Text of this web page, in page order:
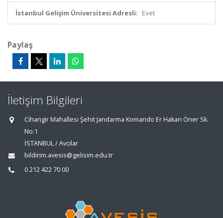
İstanbul Gelişim Üniversitesi Adresli: Evet
Paylaş
İletişim Bilgileri
Cihangir Mahallesi Şehit Jandarma Komando Er Hakan Öner Sk.
No:1
İSTANBUL / Avcılar
bildirim.avesis@gelisim.edu.tr
0 212 422 70 00